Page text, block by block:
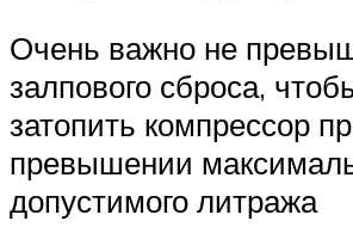
Очень важно не
залпового сброса,
затопить компрессор
превышении
допустимого литража